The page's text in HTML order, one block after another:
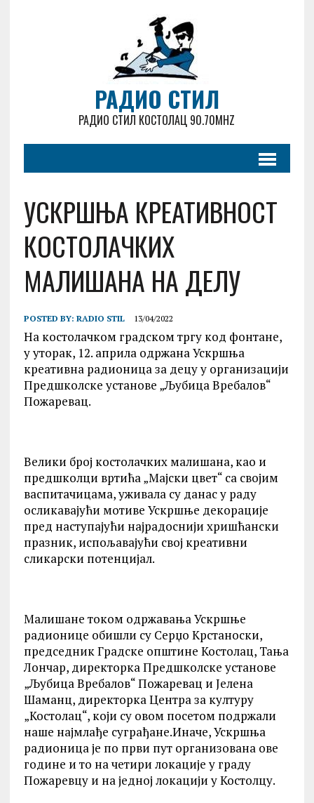
РАДИО СТИЛ
РАДИО СТИЛ КОСТОЛАЦ 90.70MHZ
УСКРШЊА КРЕАТИВНОСТ
КОСТОЛАЧКИХ
МАЛИШАНА НА ДЕЛУ
POSTED BY: RADIO STIL 13/04/2022
На костолачком градском тргу код фонтане,
у уторак, 12. априла одржана Ускршња
креативна радионица за децу у организацији
Предшколске установе „Љубица Вребалов“
Пожаревац.
Велики број костолачких малишана, као и
предшколци вртића „Мајски цвет“ са својим
васпитачицама, уживала су данас у раду
осликавајући мотиве Ускршње декорације
пред наступајући најрадоснији хришћански
празник, испољавајући свој креативни
сликарски потенцијал.
Малишане током одржавања Ускршње
радионице обишли су Серџо Крстаноски,
председник Градске општине Костолац, Тања
Лончар, директорка Предшколске установе
„Љубица Вребалов“ Пожаревац и Јелена
Шаманц, директорка Центра за културу
„Костолац“, који су овом посетом подржали
наше најмлађе суграђане.Иначе, Ускршња
радионица је по први пут организована ове
године и то на четири локације у граду
Пожаревцу и на једној локацији у Костолцу.